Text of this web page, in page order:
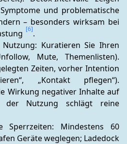
und problematische
– besonders wirksam bei
[6].
Kuratieren Sie Ihren
Mute, Themenlisten).
Zeiten, vorher Intention
„Kontakt pflegen“).
Wirkung negativer Inhalte auf
der Nutzung schlägt reine
Sperrzeiten: Mindestens 60
Geräte weglegen; Ladedock